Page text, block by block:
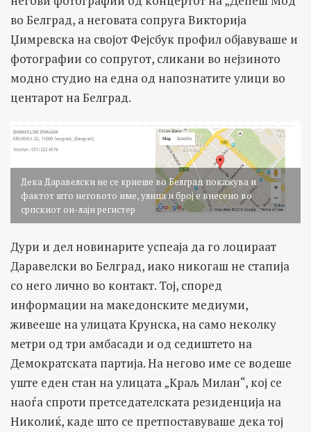
во Белград, а неговата сопруга Викторија
Џимревска на својот Фејсбук профил објавуваше и
фотографии со сопругот, сликани во нејзиното
модно студио на една од напознатите улици во
центарот на Белград.
Дека Даравелски не се криеше во Белград покажува и
фактот што неговото име, улица и број е внесено во
српскиот он-лајн регистер
Дури и дел новинарите успеаја да го лоцираат
Даравелски во Белград, иако никогаш не стапија
со него лично во контакт. Тој, според
информации на македонските медиуми,
живееше на улицата Крунска, на само неколку
метри од три амбасади и од седиштето на
Демократската партија. На негово име се водеше
уште еден стан на улицата „Краљ Милан“, кој се
наоѓа спроти претседателската резиденција на
Николиќ, каде што се претпоставуваше дека тој